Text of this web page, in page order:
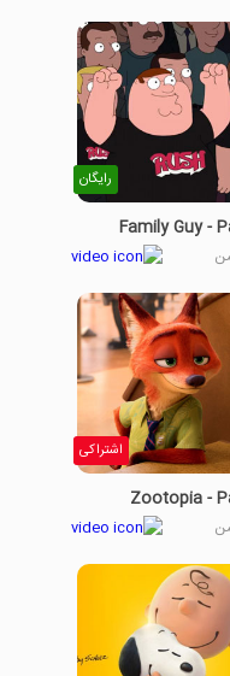
رایگان
Family Guy -
اشتراکی
Zootopia -